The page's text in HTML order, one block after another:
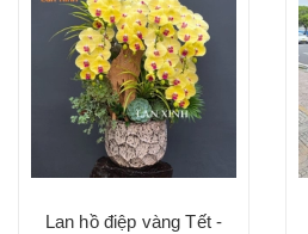
Lan hồ điệp vàng Tết -